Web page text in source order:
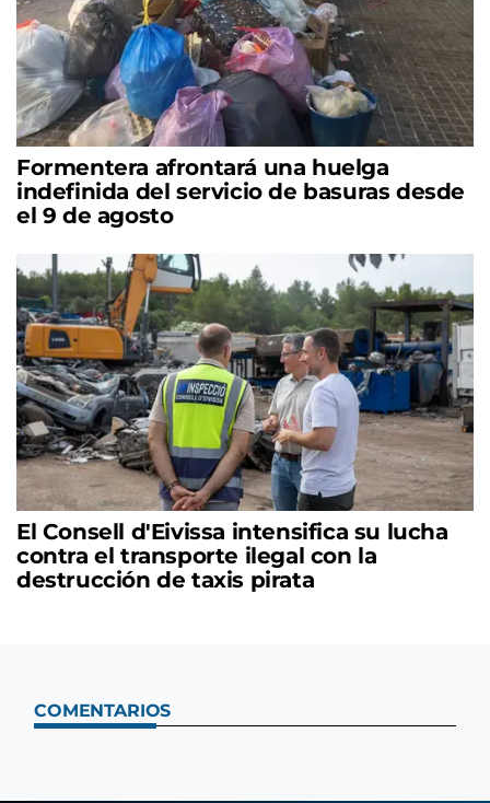
Formentera afrontará una huelga
indefinida del servicio de basuras desde
el 9 de agosto
El Consell d'Eivissa intensifica su lucha
contra el transporte ilegal con la
destrucción de taxis pirata
COMENTARIOS